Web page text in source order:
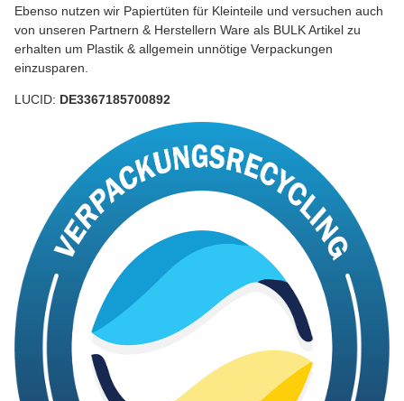
Ebenso nutzen wir Papiertüten für Kleinteile und versuchen auch
von unseren Partnern & Herstellern Ware als BULK Artikel zu
erhalten um Plastik & allgemein unnötige Verpackungen
einzusparen.
LUCID: DE3367185700892